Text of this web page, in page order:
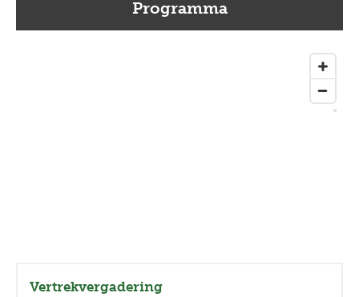
Programma
Vertrekvergadering